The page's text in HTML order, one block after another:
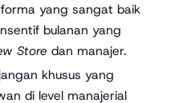
yang sangat baik
bulanan yang
Store dan manajer.
khusus yang
di level manajerial